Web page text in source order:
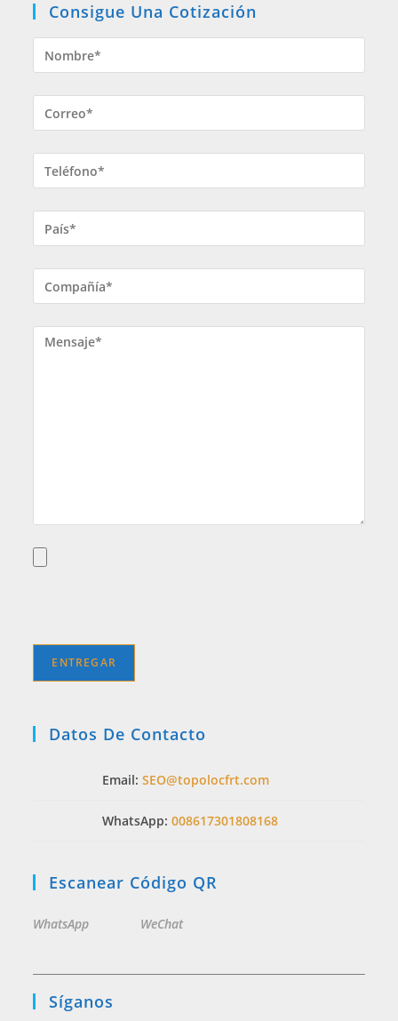
Consigue Una Cotización
Datos De Contacto
Email:SEO@topolocfrt.com
WhatsApp:008617301808168
Escanear Código QR
WhatsApp WeChat
Síganos